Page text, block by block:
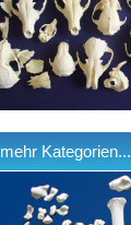
mehr Kategorien...